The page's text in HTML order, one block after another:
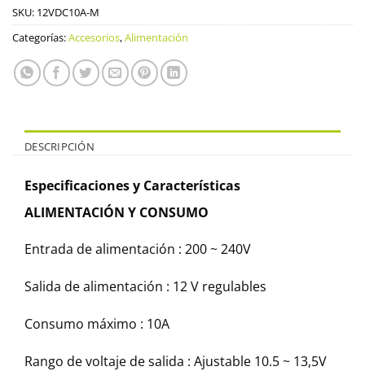
SKU: 12VDC10A-M
Categorías:Accesorios,Alimentación
DESCRIPCIÓN
Especificaciones y Características
ALIMENTACIÓN Y CONSUMO
Entrada de alimentación : 200 ~ 240V
Salida de alimentación : 12 V regulables
Consumo máximo : 10A
Rango de voltaje de salida : Ajustable 10.5 ~ 13,5V